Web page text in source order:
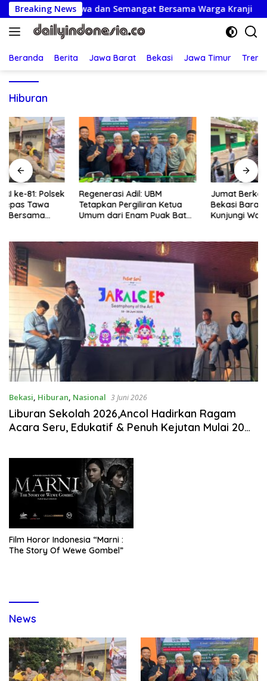
Langsung
ke
konten
Breaking News
Lepas Tawa dan Semangat Bersama Warga Kranji
Beranda Berita Jawa Barat Bekasi Jawa Timur
Hiburan
Regenerasi Adil: UBM
Tetapkan Pergiliran Ketua
Umum dari Enam Puak Batak
Jumat Berkah: Kapolsek
Bekasi Barat Turun Langsung
Kunjungi Warga Sakit dan
Bekasi, Hiburan, Nasional 3 Juni 2026
Liburan Sekolah 2026,Ancol Hadirkan Ragam
Acara Seru, Edukatif & Penuh Kejutan Mulai 20
Film Horor Indonesia “Marni :
The Story Of Wewe Gombel”
News